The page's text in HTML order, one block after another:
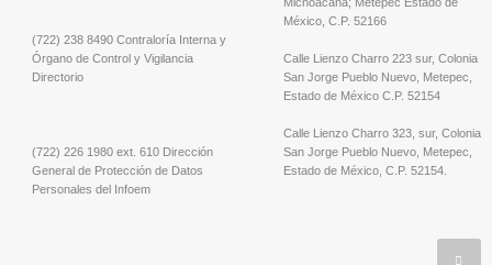
(722) 238 8490 Contraloría Interna y
Órgano de Control y Vigilancia
Directorio
(722) 226 1980 ext. 610 Dirección
General de Protección de Datos
Personales del Infoem
México, C.P. 52166
Calle Lienzo Charro 223 sur, Colonia
San Jorge Pueblo Nuevo, Metepec,
Estado de México C.P. 52154
Calle Lienzo Charro 323, sur, Colonia
San Jorge Pueblo Nuevo, Metepec,
Estado de México, C.P. 52154.